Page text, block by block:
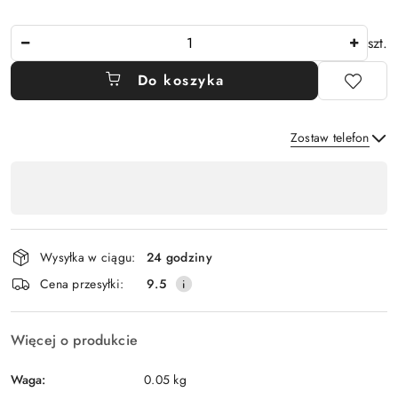
szt.
Do koszyka
Zostaw telefon
płatność
i
dostawa
Wysyłka w ciągu:
24 godziny
Cena przesyłki:
9.5
Więcej o produkcie
Waga: 0.05 kg